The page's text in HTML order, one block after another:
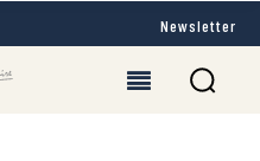
Newsletter